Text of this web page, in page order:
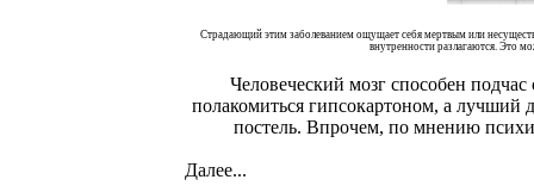
Страдающий этим заболеванием ощущает себя мертвым или
внутренности разлагаются. Это
Человеческий мозг способен
полакомиться гипсокартоном, а лучший
постель. Впрочем, по мнению
Далее...